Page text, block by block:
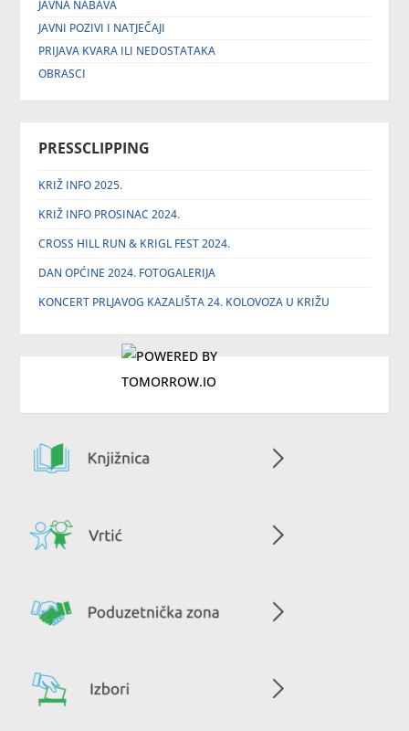
JAVNA NABAVA
JAVNI POZIVI I NATJEČAJI
PRIJAVA KVARA ILI NEDOSTATAKA
OBRASCI
PRESSCLIPPING
KRIŽ INFO 2025.
KRIŽ INFO PROSINAC 2024.
CROSS HILL RUN & KRIGL FEST 2024.
DAN OPĆINE 2024. FOTOGALERIJA
KONCERT PRLJAVOG KAZALIŠTA 24. KOLOVOZA U KRIŽU